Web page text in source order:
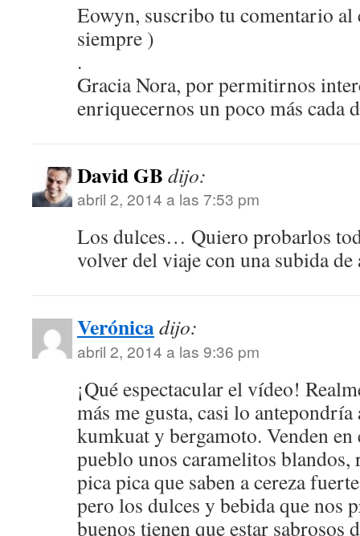
Eowyn, suscribo tu comentario
siempre )
.
Gracia Nora, por permitirnos
enriquecernos un poco más cada
David GB dijo:
abril 2, 2014 a las 7:53 pm
Los dulces… Quiero probarlos
volver del viaje con una subida
Verónicadijo:
abril 2, 2014 a las 9:36 pm
¡Qué espectacular el vídeo!
más me gusta, casi lo
kumkuat y bergamoto. Venden
pueblo unos caramelitos
pica pica que saben a cereza
pero los dulces y bebida que nos
buenos tienen que estar sabrosos